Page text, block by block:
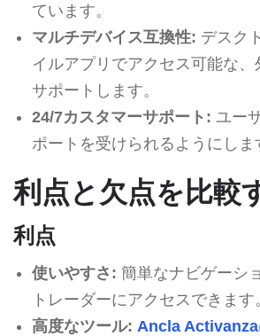
ています。
マルチデバイス互換性: デスク
イルアプリでアクセス可能な
サポートします。
24/7カスタマーサポート: ユー
ポートを受けられるようにしま
利点と欠点を比較
利点
使いやすさ: 簡単なナビゲーシ
トレーダーにアクセスできます
高度なツール: Ancla Activanza